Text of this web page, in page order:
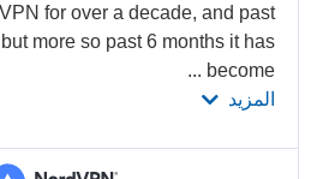
for over a decade, and past
more so past 6 months it has
become
...
المزيد